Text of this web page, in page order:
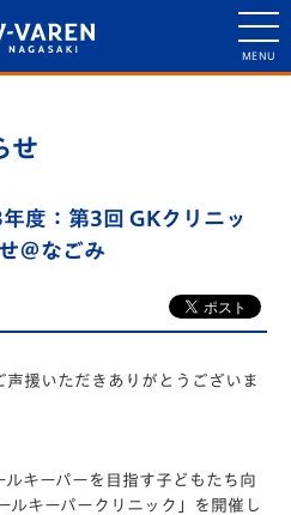
せ
度：第3回 GKクリニッ
＠なごみ
援いただきありがとうございま
キーパーを目指す子どもたち向
ルキーパークリニック」を開催し